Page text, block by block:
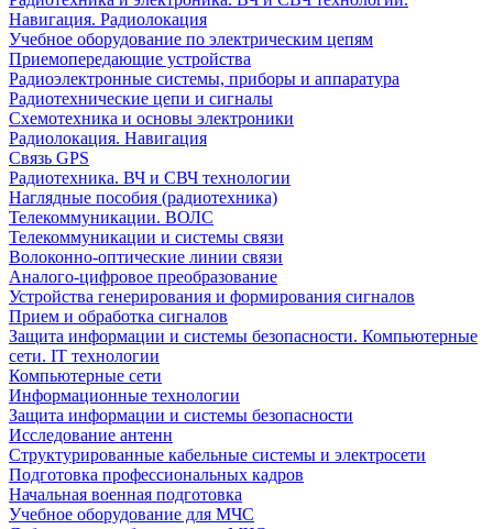
Навигация. Радиолокация
Учебное оборудование по электрическим цепям
Приемопередающие устройства
Радиоэлектронные системы, приборы и аппаратура
Радиотехнические цепи и сигналы
Схемотехника и основы электроники
Радиолокация. Навигация
Связь GPS
Радиотехника. ВЧ и СВЧ технологии
Наглядные пособия (радиотехника)
Телекоммуникации. ВОЛС
Телекоммуникации и системы связи
Волоконно-оптические линии связи
Аналого-цифровое преобразование
Устройства генерирования и формирования сигналов
Прием и обработка сигналов
Защита информации и системы безопасности. Компьютерные
сети. IT технологии
Компьютерные сети
Информационные технологии
Защита информации и системы безопасности
Исследование антенн
Структурированные кабельные системы и электросети
Подготовка профессиональных кадров
Начальная военная подготовка
Учебное оборудование для МЧС